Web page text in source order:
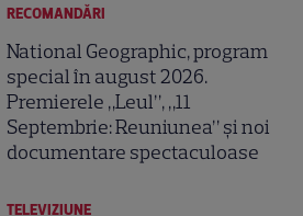
RECOMANDĂRI
National Geographic, program
special în august 2026.
Premierele „Leul”, „11
Septembrie: Reuniunea” și noi
documentare spectaculoase
TELEVIZIUNE